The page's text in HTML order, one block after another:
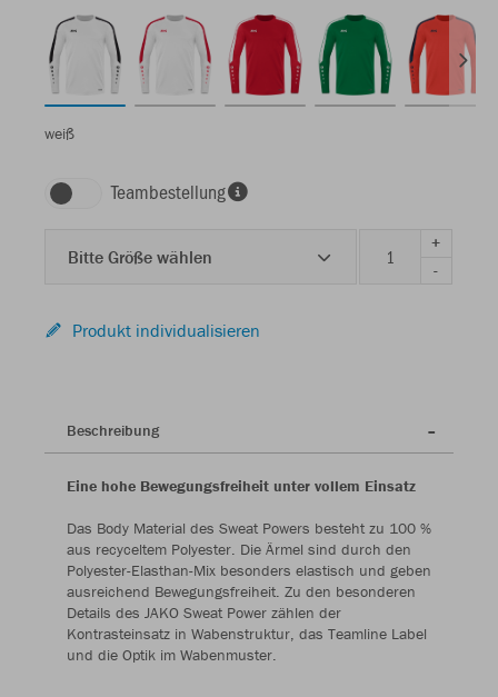
weiß
Teambestellung
Bitte Größe wählen
+
-
Produkt individualisieren
Beschreibung
Eine hohe Bewegungsfreiheit unter vollem Einsatz
Das Body Material des Sweat Powers besteht zu 100 %
aus recyceltem Polyester. Die Ärmel sind durch den
Polyester-Elasthan-Mix besonders elastisch und geben
ausreichend Bewegungsfreiheit. Zu den besonderen
Details des JAKO Sweat Power zählen der
Kontrasteinsatz in Wabenstruktur, das Teamline Label
und die Optik im Wabenmuster.